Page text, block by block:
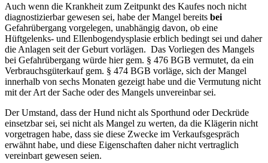
Auch wenn die Krankheit zum Zeitpunkt des Kaufes noch nicht
diagnostizierbar gewesen sei, habe der Mangel bereits bei
Gefahrübergang vorgelegen, unabhängig davon, ob eine
Hüftgelenks- und Ellenbogendysplasie erblich bedingt sei und daher
die Anlagen seit der Geburt vorlägen. Das Vorliegen des Mangels
bei Gefahrübergang würde hier gem. § 476 BGB vermutet, da ein
Verbrauchsgüterkauf gem. § 474 BGB vorläge, sich der Mangel
innerhalb von sechs Monaten gezeigt habe und die Vermutung nicht
mit der Art der Sache oder des Mangels unvereinbar sei.
Der Umstand, dass der Hund nicht als Sporthund oder Deckrüde
einsetzbar sei, sei nicht als Mangel zu werten, da die Klägerin nicht
vorgetragen habe, dass sie diese Zwecke im Verkaufsgespräch
erwähnt habe, und diese Eigenschaften daher nicht vertraglich
vereinbart gewesen seien.